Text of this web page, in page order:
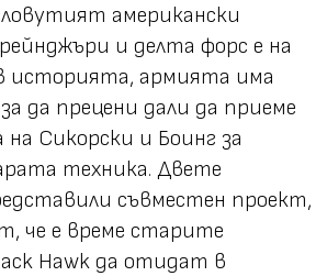
американски
и делта форс е на
историята, армията има
да прецени дали да приеме
Сикорски и Боинг за
техника. Двете
съвместен проект,
че е време старите
Hawk да отидат в